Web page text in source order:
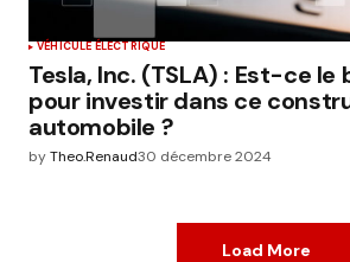
VÉHICULE ÉLECTRIQUE
Tesla, Inc. (TSLA) : Est-ce
pour investir dans ce
automobile ?
byTheo.Renaud30 décembre 2024
Load More